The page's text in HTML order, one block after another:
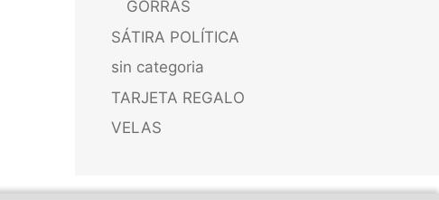
GORRAS
SÁTIRA POLÍTICA
sin categoria
TARJETA REGALO
VELAS